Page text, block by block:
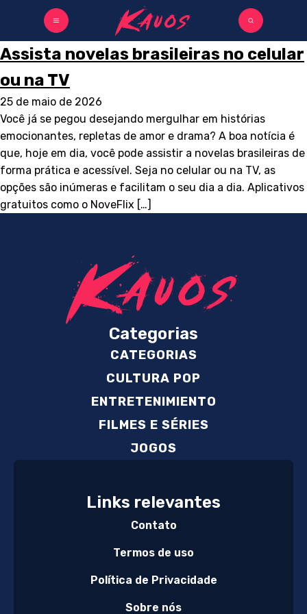
Assista novelas brasileiras no celular
ou na TV
25 de maio de 2026
Você já se pegou desejando mergulhar em histórias
emocionantes, repletas de amor e drama? A boa notícia é
que, hoje em dia, você pode assistir a novelas brasileiras de
forma prática e acessível. Seja no celular ou na TV, as
opções são inúmeras e facilitam o seu dia a dia. Aplicativos
gratuitos como o NoveFlix […]
Categorias
CATEGORIAS
CULTURA POP
ENTRETENIMIENTO
FILMES E SÉRIES
JOGOS
Links relevantes
Contato
Termos de uso
Política de Privacidade
Sobre nós